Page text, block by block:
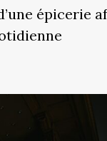
épicerie